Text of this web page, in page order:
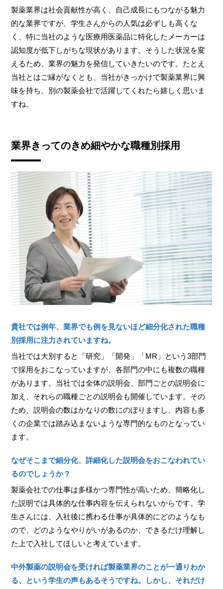
製薬業界は社会貢献性が高く、自己成長にもつながる魅力
的な業界ですが、学生さんからの人気は必ずしも高くな
く、特に当社のような医療用医薬品に特化したメーカーは
認知度が低下しがちな現状があります。そうした状況を変
えるため、業界の魅力を発信していきたいのです。たとえ
当社とはご縁がなくとも、当社がきっかけで製薬業界に興
味を持ち、別の製薬会社で活躍してくれたら嬉しく思いま
すね。
業界きってのきめ細やかな職種別採用
貴社では例年、業界でも例を見ないほど細分化された職種
別採用に注力されていますね。
当社では大別すると「研究」「開発」「MR」という3部門
で採用をおこなっていますが、各部門の中にも複数の職種
があります。当社では全体の説明会、部門ごとの説明会に
加え、それらの職種ごとの説明会も開催しています。その
ため、説明会の数はかなりの数にのぼりますし、内容も多
くの企業では踏み込まないような専門的なものとなってい
ます。
なぜそこまで細分化、詳細化した説明会をおこなわれてい
るのでしょうか？
製薬会社での仕事は多様かつ専門性が高いため、簡略化し
た説明では具体的な仕事内容を伝えられないからです。学
生さんには、入社後に携わる仕事が具体的にどのようなも
ので、どのようなやりがいがあるのか、できるだけ理解し
た上で入社してほしいと考えています。
中外製薬の説明会を受ければ製薬業界のことが一通りわか
る、という学生の声もあるそうですね。しかし、それだけ